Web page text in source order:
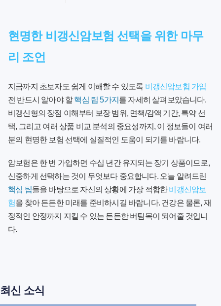
현명한 비갱신암보험 선택을 위한 마무
리 조언
지금까지 초보자도 쉽게 이해할 수 있도록 비갱신암보험 가입
전 반드시 알아야 할핵심 팁 5가지 를 자세히 살펴보았습니다.
비갱신형의 장점 이해부터 보장 범위, 면책/감액 기간, 특약 선
택, 그리고 여러 상품 비교 분석의 중요성까지, 이 정보들이 여러
분의 현명한 보험 선택에 실질적인 도움이 되기를 바랍니다.
암보험은 한 번 가입하면 수십 년간 유지되는 장기 상품이므로,
신중하게 선택하는 것이 무엇보다 중요합니다. 오늘 알려드린
핵심 팁들을 바탕으로 자신의 상황에 가장 적합한비갱신암보
험을 찾아 든든한 미래를 준비하시길 바랍니다. 건강은 물론, 재
정적인 안정까지 지킬 수 있는 든든한 버팀목이 되어줄 것입니
다.
최신 소식